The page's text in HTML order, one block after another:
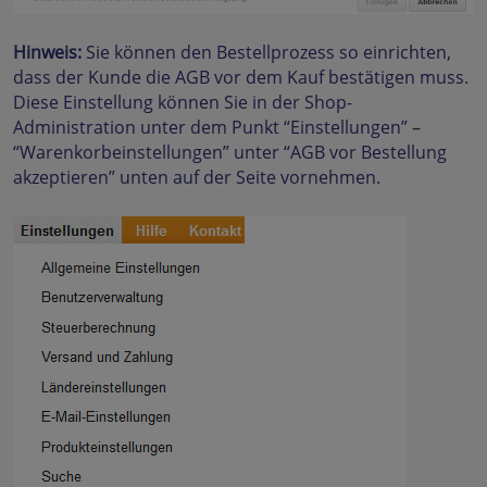
Hinweis: Sie können den Bestellprozess so einrichten,
dass der Kunde die AGB vor dem Kauf bestätigen muss.
Diese Einstellung können Sie in der Shop-
Administration unter dem Punkt “Einstellungen” –
“Warenkorbeinstellungen” unter “AGB vor Bestellung
akzeptieren” unten auf der Seite vornehmen.